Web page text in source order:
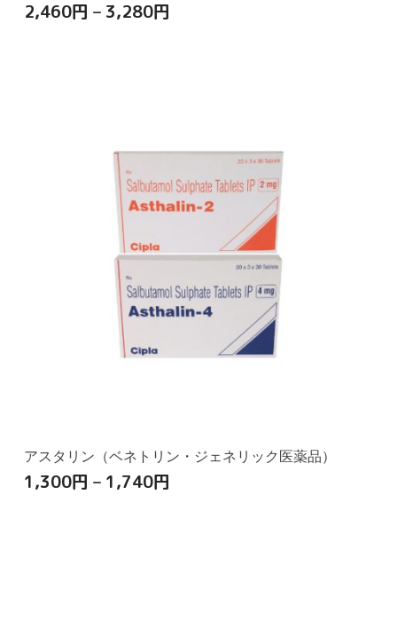
2,460円 – 3,280円
アスタリン（ベネトリン・ジェネリック医薬品）
1,300円 – 1,740円